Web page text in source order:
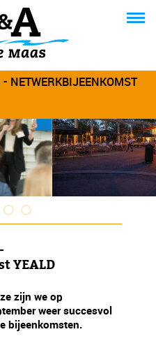
NETWERKBIJEENKOMST
YEALD
zijn we op
weer succesvol
bijeenkomsten.